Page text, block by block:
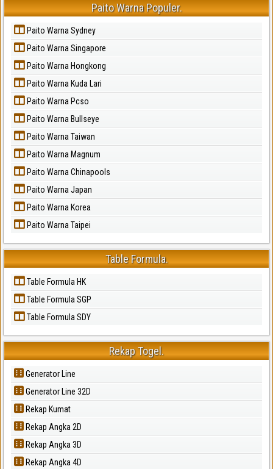
Paito Warna Populer.
Paito Warna Sydney
Paito Warna Singapore
Paito Warna Hongkong
Paito Warna Kuda Lari
Paito Warna Pcso
Paito Warna Bullseye
Paito Warna Taiwan
Paito Warna Magnum
Paito Warna Chinapools
Paito Warna Japan
Paito Warna Korea
Paito Warna Taipei
Table Formula.
Table Formula HK
Table Formula SGP
Table Formula SDY
Rekap Togel.
Generator Line
Generator Line 32D
Rekap Kumat
Rekap Angka 2D
Rekap Angka 3D
Rekap Angka 4D